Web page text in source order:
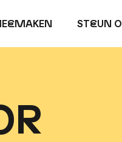
EMAKEN STEUN O